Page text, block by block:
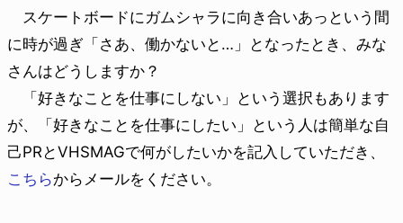
スケートボードにガムシャラに向き合いあっという間
に時が過ぎ「さあ、働かないと…」となったとき、みな
さんはどうしますか？
「好きなことを仕事にしない」という選択もあります
が、「好きなことを仕事にしたい」という人は簡単な自
己PRとVHSMAGで何がしたいかを記入していただき、
こちらからメールをください。